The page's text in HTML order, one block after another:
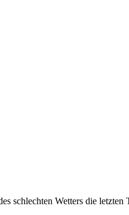
schlechten Wetters die letzten